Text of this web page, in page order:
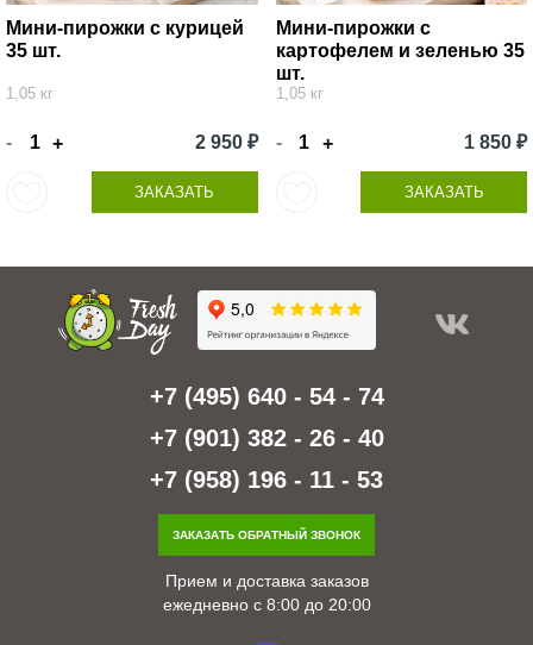
Мини-пирожки с курицей
35 шт.
1,05 кг
- + 2 950 ₽
ЗАКАЗАТЬ
Мини-пирожки с
картофелем и зеленью 35
шт.
1,05 кг
- + 1 850 ₽
ЗАКАЗАТЬ
+7 (495) 640 - 54 - 74
+7 (901) 382 - 26 - 40
+7 (958) 196 - 11 - 53
ЗАКАЗАТЬ ОБРАТНЫЙ ЗВОНОК
Прием и доставка заказов
ежедневно с 8:00 до 20:00